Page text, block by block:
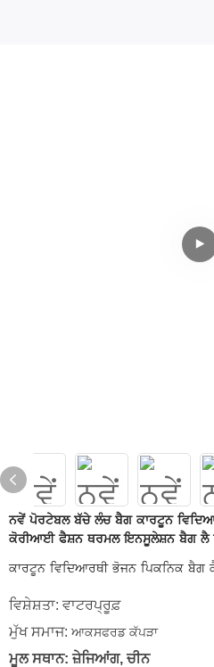
ਨਵੇਂ ਪੋਰਟੇਬਲ ਬੱਚੇ ਲੰਚ ਬੈਗ ਕਾਰਟੂਨ
ਕੋਰੀਆਈ ਫੈਸ਼ਨ ਥਰਮਲ ਇਨਸੂਲੇਸ਼ਨ ਬੈਗ ਲੈ
ਕਾਰਟੂਨ ਵਿਦਿਆਰਥੀ ਭੋਜਨ ਪਿਕਨਿਕ ਬੈਗ
ਵਿਸ਼ੇਸ਼ਤਾ: ਵਾਟਰਪ੍ਰੂਫ਼
ਮੁੱਖ ਸਮਾਜ: ਆਕਸਫਰਡ ਕੱਪੜਾ
ਮੂਲ ਸਥਾਨ: ਜ਼ੇਜਿਆਂਗ, ਚੀਨ